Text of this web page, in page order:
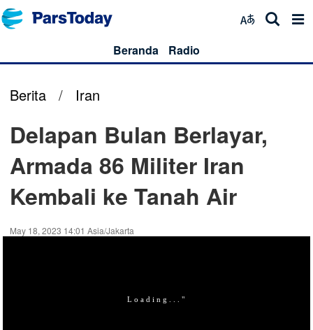
Beranda Radio
Berita / Iran
Delapan Bulan Berlayar,
Armada 86 Militer Iran
Kembali ke Tanah Air
May 18, 2023 14:01 Asia/Jakarta